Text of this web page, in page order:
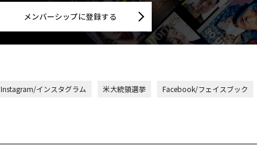
メンバーシップに登録する
Instagram/インスタグラム 米大統領選挙 Facebook/フェイスブック